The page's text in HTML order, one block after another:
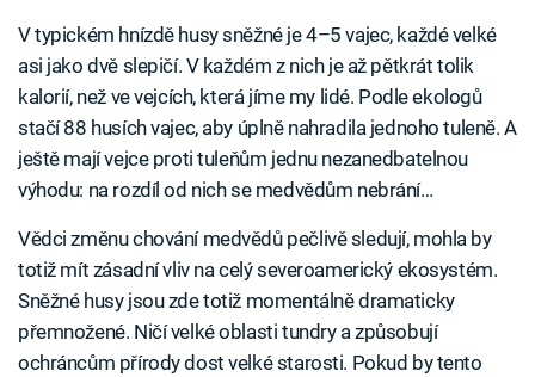
V typickém hnízdě husy sněžné je 4–5 vajec, každé velké
asi jako dvě slepičí. V každém z nich je až pětkrát tolik
kalorií, než ve vejcích, která jíme my lidé. Podle ekologů
stačí 88 husích vajec, aby úplně nahradila jednoho tuleně. A
ještě mají vejce proti tuleňům jednu nezanedbatelnou
výhodu: na rozdíl od nich se medvědům nebrání…
Vědci změnu chování medvědů pečlivě sledují, mohla by
totiž mít zásadní vliv na celý severoamerický ekosystém.
Sněžné husy jsou zde totiž momentálně dramaticky
přemnožené. Ničí velké oblasti tundry a způsobují
ochráncům přírody dost velké starosti. Pokud by tento